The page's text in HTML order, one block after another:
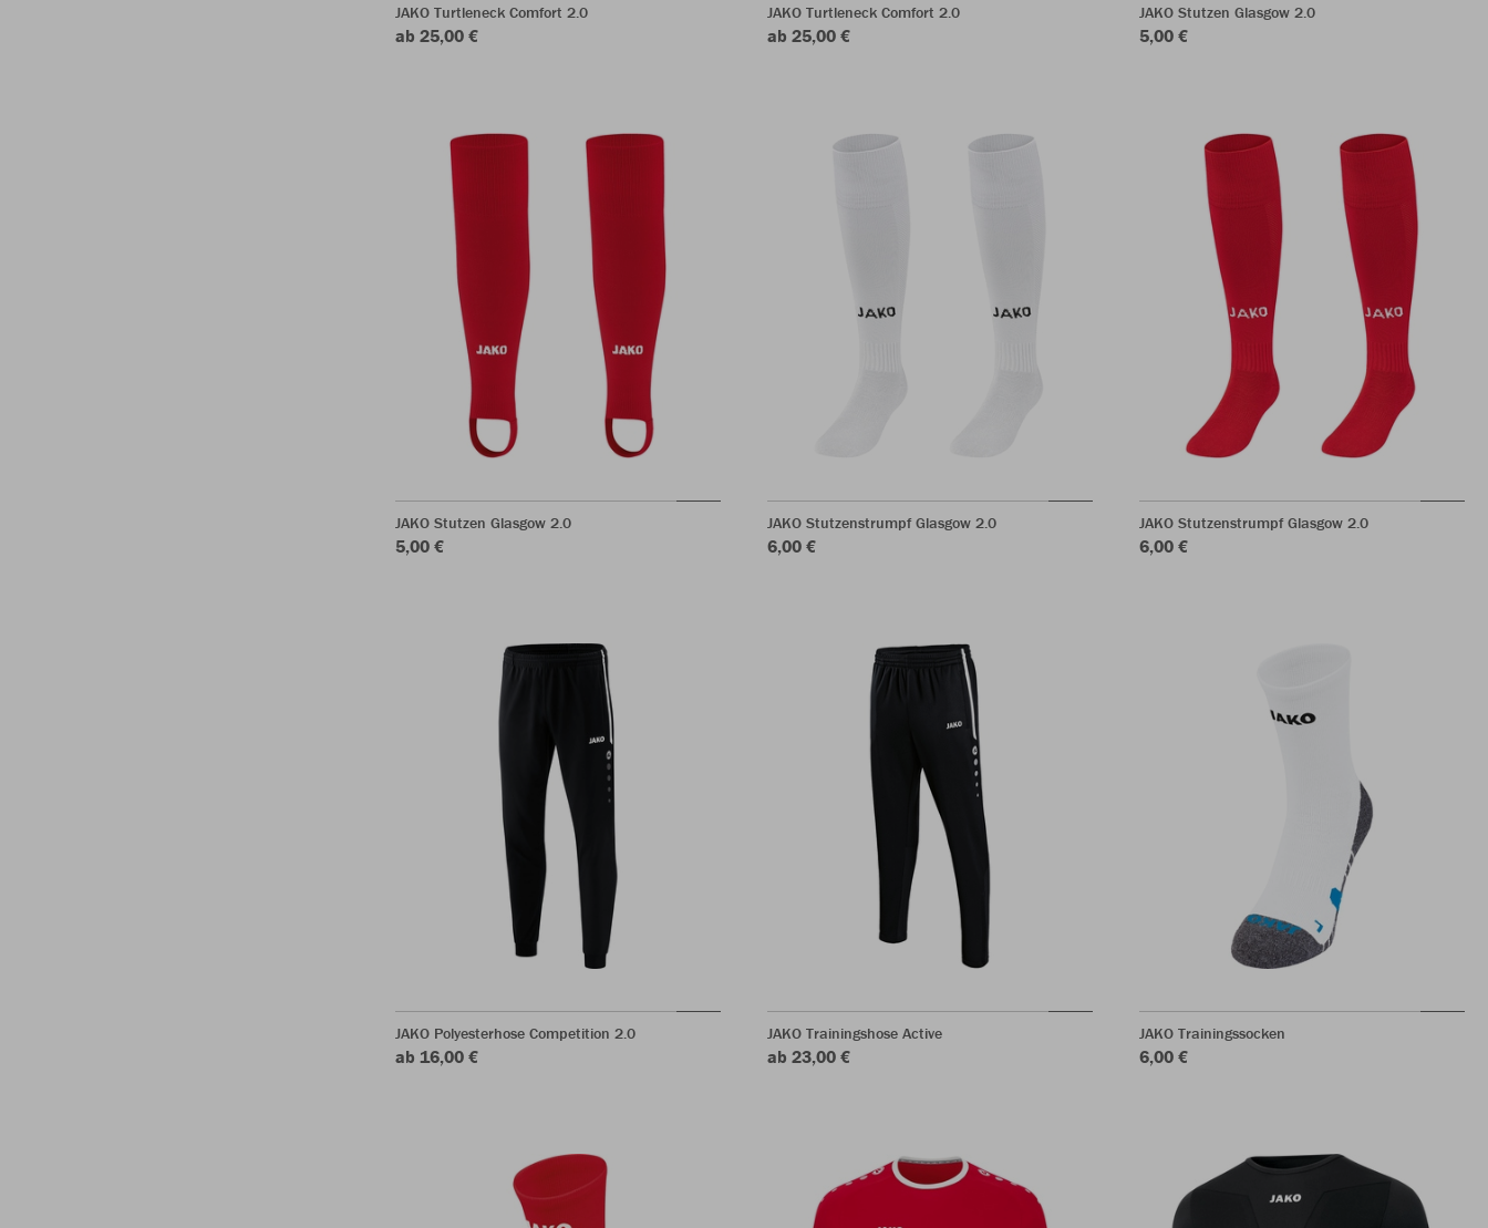
JAKO Turtleneck Comfort 2.0
ab 25,00 €
JAKO Turtleneck Comfort 2.0
ab 25,00 €
JAKO Stutzen Glasgow 2.0
5,00 €
JAKO Stutzen Glasgow 2.0
5,00 €
JAKO Stutzenstrumpf Glasgow 2.0
6,00 €
JAKO Stutzenstrumpf Glasgow 2.0
6,00 €
JAKO Polyesterhose Competition 2.0
ab 16,00 €
JAKO Trainingshose Active
ab 23,00 €
JAKO Trainingssocken
6,00 €